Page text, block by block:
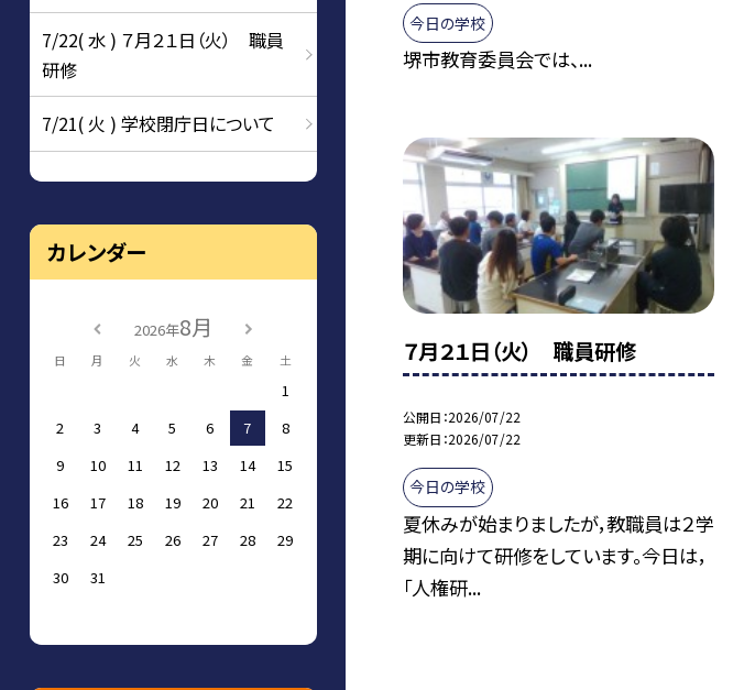
今日の学校
堺市教育委員会では、...
７月２１日（火） 職員研修
公開日 2026/07/22
更新日 2026/07/22
今日の学校
夏休みが始まりましたが，教職員は２学
期に向けて研修をしています。今日は，
「人権研...
7/22( 水 ) ７月２１日（火） 職員
研修
7/21( 火 ) 学校閉庁日について
カレンダー
2026年8月
日 月 火 水 木 金 土
1
2
3 4 5 6 7
8
9
10 11 12 13 14
15
16
17 18 19 20 21
22
23
24 25 26 27 28
29
30
31